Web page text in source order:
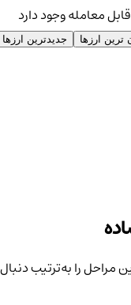
ترین ارزها جدیدترین ارزها
مراحل را به‌ترتیب